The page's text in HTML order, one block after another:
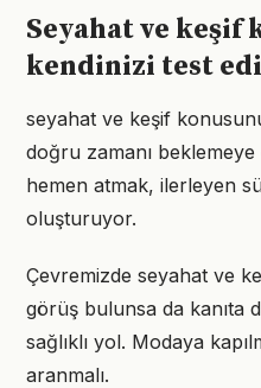
Seyahat ve keşif
kendinizi test
seyahat ve keşif
doğru zamanı
hemen atmak, ilerleyen
oluşturuyor.
Çevremizde seyahat ve
görüş bulunsa da kanıta
sağlıklı yol. Modaya
aranmalı.